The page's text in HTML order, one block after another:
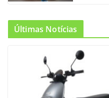
Últimas Notícias